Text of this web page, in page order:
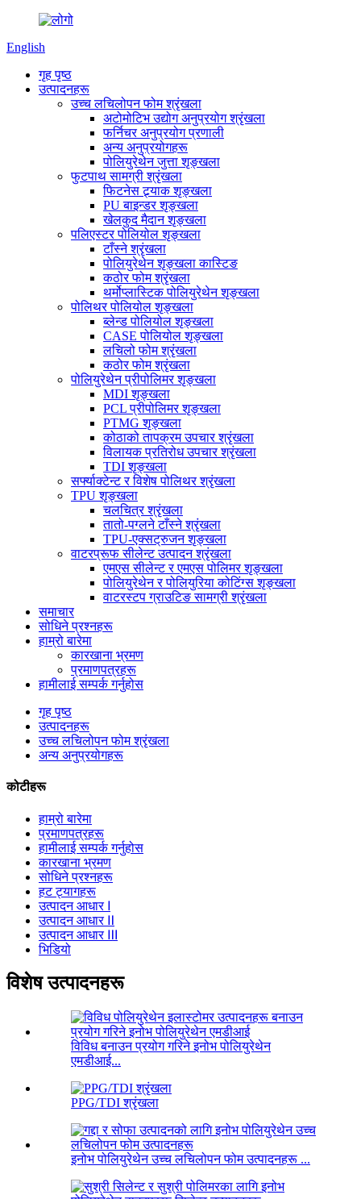
English
गृह पृष्ठ
उत्पादनहरू
उच्च लचिलोपन फोम श्रृंखला
अटोमोटिभ उद्योग अनुप्रयोग श्रृंखला
फर्निचर अनुप्रयोग प्रणाली
अन्य अनुप्रयोगहरू
पोलियुरेथेन जुत्ता शृङ्खला
फुटपाथ सामग्री श्रृंखला
फिटनेस ट्र्याक शृङ्खला
PU बाइन्डर शृङ्खला
खेलकुद मैदान शृङ्खला
पलिएस्टर पोलियोल शृङ्खला
टाँस्ने श्रृंखला
पोलियुरेथेन शृङ्खला कास्टिङ
कठोर फोम श्रृंखला
थर्मोप्लास्टिक पोलियुरेथेन शृङ्खला
पोलिथर पोलियोल शृङ्खला
ब्लेन्ड पोलियोल शृङ्खला
CASE पोलियोल शृङ्खला
लचिलो फोम श्रृंखला
कठोर फोम श्रृंखला
पोलियुरेथेन प्रीपोलिमर शृङ्खला
MDI शृङ्खला
PCL प्रीपोलिमर शृङ्खला
PTMG शृङ्खला
कोठाको तापक्रम उपचार श्रृंखला
विलायक प्रतिरोध उपचार श्रृंखला
TDI शृङ्खला
सर्फ्याक्टेन्ट र विशेष पोलिथर श्रृंखला
TPU शृङ्खला
चलचित्र श्रृंखला
तातो-पग्लने टाँस्ने श्रृंखला
TPU-एक्सट्रुजन शृङ्खला
वाटरप्रूफ सीलेन्ट उत्पादन श्रृंखला
एमएस सीलेन्ट र एमएस पोलिमर शृङ्खला
पोलियुरेथेन र पोलियुरिया कोटिंग्स शृङ्खला
वाटरस्टप ग्राउटिङ सामग्री श्रृंखला
समाचार
सोधिने प्रश्नहरू
हाम्रो बारेमा
कारखाना भ्रमण
प्रमाणपत्रहरू
हामीलाई सम्पर्क गर्नुहोस
गृह पृष्ठ
उत्पादनहरू
उच्च लचिलोपन फोम श्रृंखला
अन्य अनुप्रयोगहरू
कोटीहरू
हाम्रो बारेमा
प्रमाणपत्रहरू
हामीलाई सम्पर्क गर्नुहोस
कारखाना भ्रमण
सोधिने प्रश्नहरू
हट ट्यागहरू
उत्पादन आधार Ⅰ
उत्पादन आधार Ⅱ
उत्पादन आधार Ⅲ
भिडियो
विशेष उत्पादनहरू
विविध बनाउन प्रयोग गरिने इनोभ पोलियुरेथेन
एमडीआई...
PPG/TDI श्रृंखला
इनोभ पोलियुरेथेन उच्च लचिलोपन फोम उत्पादनहरू ...